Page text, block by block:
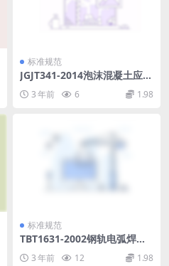
标准规范
JGJT341-2014泡沫混凝土应用
3 年前 6 1.98
标准规范
TBT1631-2002钢轨电弧焊补
3 年前 12 1.98